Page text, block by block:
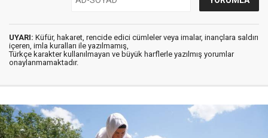
UYARI: Küfür, hakaret, rencide edici cümleler veya imalar, inançlara saldırı
içeren, imla kuralları ile yazılmamış,
Türkçe karakter kullanılmayan ve büyük harflerle yazılmış yorumlar
onaylanmamaktadır.